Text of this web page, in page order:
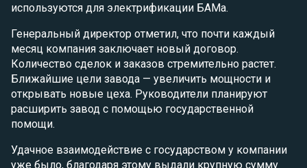
используются для электрификации БАМа.
Генеральный директор отметил, что почти каждый
месяц компания заключает новый договор.
Количество сделок и заказов стремительно растет.
Ближайшие цели завода — увеличить мощности и
открывать новые цеха. Руководители планируют
расширить завод с помощью государственной
помощи.
Удачное взаимодействие с государством у компании
уже было, благодаря этому выдали крупную сумму